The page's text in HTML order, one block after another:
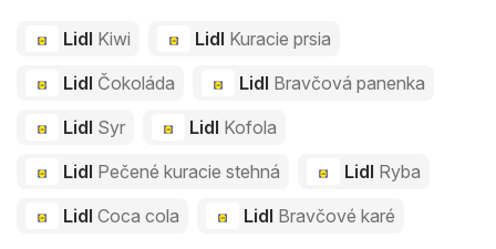
Lidl Kiwi Lidl Kuracie prsia
Lidl Čokoláda Lidl Bravčová panenka
Lidl Syr Lidl Kofola
Lidl Pečené kuracie stehná Lidl Ryba
Lidl Coca cola Lidl Bravčové karé